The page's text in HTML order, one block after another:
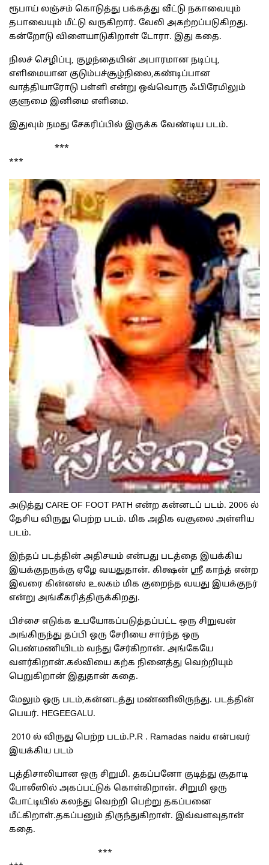
ரூபாய் லஞ்சம் கொடுத்து பக்கத்து வீட்டு நகாவையும்
தபாவையும் மீட்டு வருகிறார். வேலி அகற்றப்படுகிறது.
கன்றோடு விளையாடுகிறாள் டோரா. இது கதை.
நிலச் செழிப்பு, குழந்தையின் அபாரமான நடிப்பு,
எளிமையான குடும்பச்சூழ்நிலை,கண்டிப்பான
வாத்தியாரோடு பள்ளி என்று ஒவ்வொரு ஃபிரேமிலும்
குளுமை இனிமை எளிமை.
இதுவும் நமது சேகரிப்பில் இருக்க வேண்டிய படம்.
***
***
அடுத்து CARE OF FOOT PATH என்ற கன்னடப் படம். 2006 ல்
தேசிய விருது பெற்ற படம். மிக அதிக வசூலை அள்ளிய
படம்.
இந்தப் படத்தின் அதிசயம் என்பது படத்தை இயக்கிய
இயக்குநருக்கு ஏழே வயதுதான். கிக்ஷன் ஸ்ரீ காந்த் என்ற
இவரை கின்னஸ் உலகம் மிக குறைந்த வயது இயக்குநர்
என்று அங்கீகரித்திருக்கிறது.
பிச்சை எடுக்க உபயோகப்படுத்தப்பட்ட ஒரு சிறுவன்
அங்கிருந்து தப்பி ஒரு சேரியை சார்ந்த ஒரு
பெண்மணியிடம் வந்து சேர்கிறான். அங்கேயே
வளர்கிறான்.கல்வியை கற்க நினைத்து வெற்றியும்
பெறுகிறான் இதுதான் கதை.
மேலும் ஒரு படம்,கன்னடத்து மண்ணிலிருந்து. படத்தின்
பெயர். HEGEEGALU.
2010 ல் விருது பெற்ற படம்.P.R . Ramadas naidu என்பவர்
இயக்கிய படம்
புத்திசாலியான ஒரு சிறுமி. தகப்பனோ குடித்து சூதாடி
போலீஸில் அகப்பட்டுக் கொள்கிறான். சிறுமி ஒரு
போட்டியில் கலந்து வெற்றி பெற்று தகப்பனை
மீட்கிறாள்.தகப்பனும் திருந்துகிறாள். இவ்வளவுதான்
கதை.
***